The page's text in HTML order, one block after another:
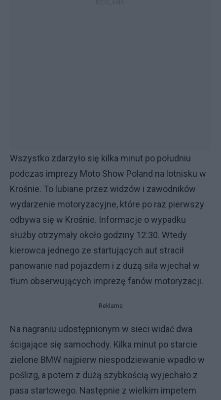
Wszystko zdarzyło się kilka minut po południu
podczas imprezy Moto Show Poland na lotnisku w
Krośnie. To lubiane przez widzów i zawodników
wydarzenie motoryzacyjne, które po raz pierwszy
odbywa się w Krośnie. Informacje o wypadku
służby otrzymały około godziny 12:30. Wtedy
kierowca jednego ze startujących aut stracił
panowanie nad pojazdem i z dużą siła wjechał w
tłum obserwujących imprezę fanów motoryzacji.
Reklama
Na nagraniu udostępnionym w sieci widać dwa
ścigające się samochody. Kilka minut po starcie
zielone BMW najpierw niespodziewanie wpadło w
poślizg, a potem z dużą szybkością wyjechało z
pasa startowego. Następnie z wielkim impetem